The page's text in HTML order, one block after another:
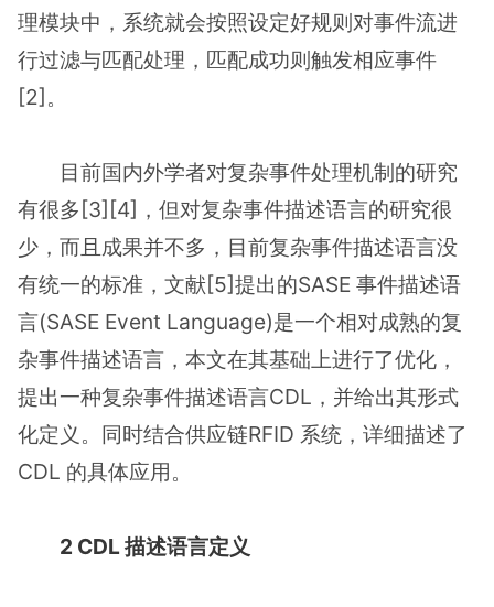
理模块中，系统就会按照设定好规则对事件流进
行过滤与匹配处理，匹配成功则触发相应事件
[2]。
目前国内外学者对复杂事件处理机制的研究
有很多[3][4]，但对复杂事件描述语言的研究很
少，而且成果并不多，目前复杂事件描述语言没
有统一的标准，文献[5]提出的SASE 事件描述语
言(SASE Event Language)是一个相对成熟的复
杂事件描述语言，本文在其基础上进行了优化，
提出一种复杂事件描述语言CDL，并给出其形式
化定义。同时结合供应链RFID 系统，详细描述了
CDL 的具体应用。
2 CDL 描述语言定义